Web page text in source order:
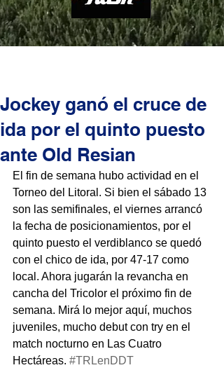
Jockey ganó el cruce de
ida por el quinto puesto
ante Old Resian
El fin de semana hubo actividad en el
Torneo del Litoral. Si bien el sábado 13
son las semifinales, el viernes arrancó
la fecha de posicionamientos, por el
quinto puesto el verdiblanco se quedó
con el chico de ida, por 47-17 como
local. Ahora jugarán la revancha en
cancha del Tricolor el próximo fin de
semana. Mirá lo mejor aquí, muchos
juveniles, mucho debut con try en el
match nocturno en Las Cuatro
Hectáreas. #TRLenDDT